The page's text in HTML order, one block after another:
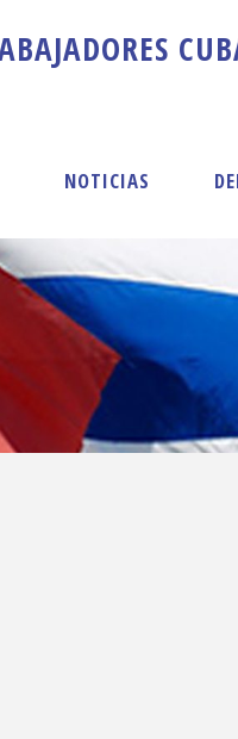
BAJADORES CUB
NOTICIAS